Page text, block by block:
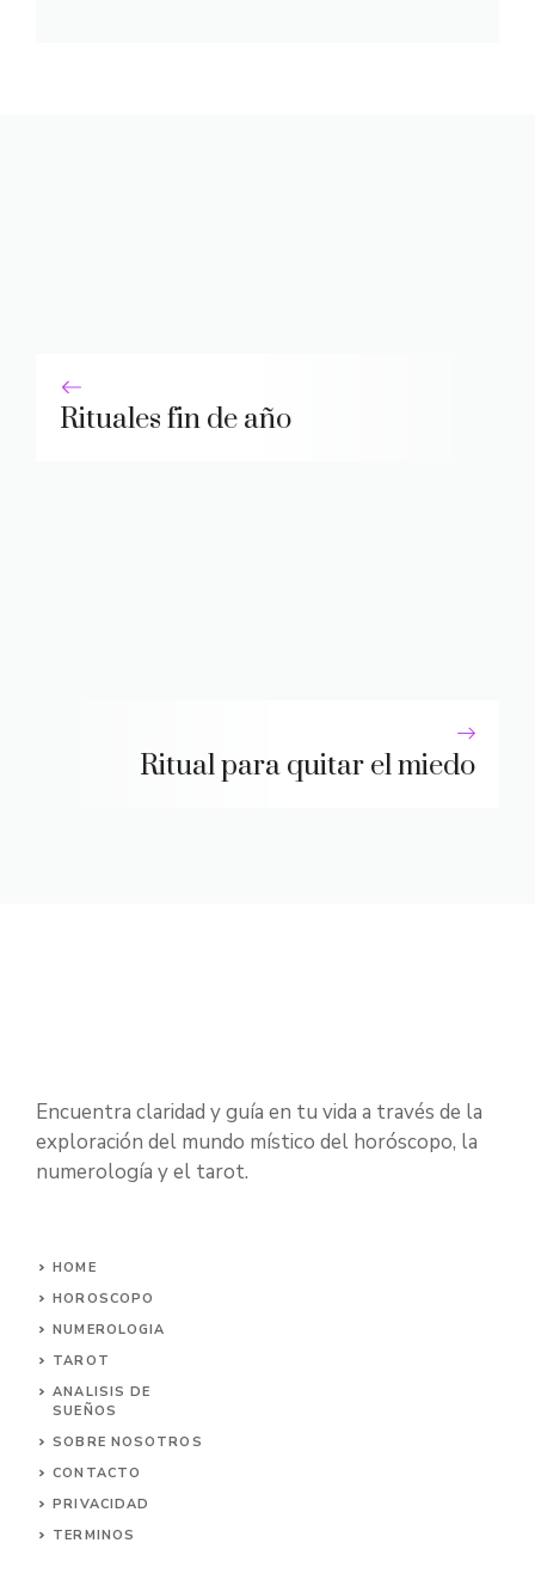
Rituales fin de año
Ritual para quitar el miedo
Encuentra claridad y guía en tu vida a través de la
exploración del mundo místico del horóscopo, la
numerología y el tarot.
HOME
HOROSCOPO
NUMEROLOGIA
TAROT
ANALISIS DE
SUEÑOS
SOBRE NOSOTROS
CONTACTO
PRIVACIDAD
TERMINOS